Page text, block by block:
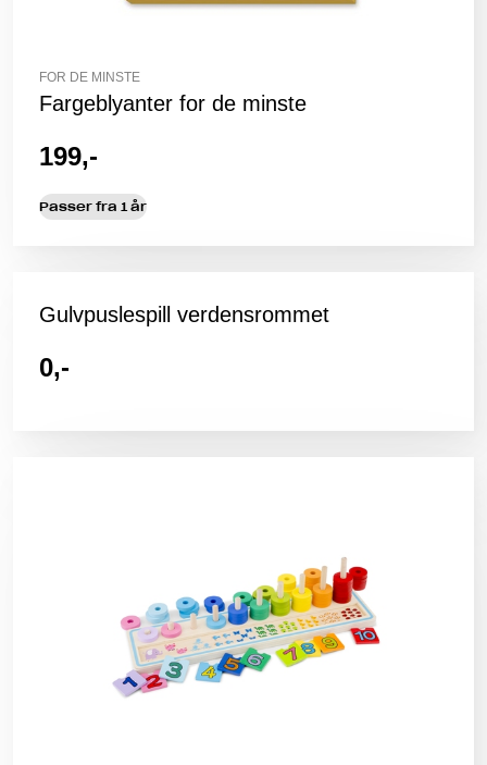
FOR DE MINSTE
Fargeblyanter for de minste
199,-
Passer fra 1 år
Gulvpuslespill verdensrommet
0,-